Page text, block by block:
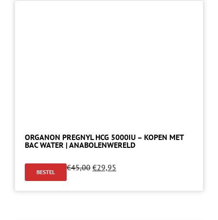
ORGANON PREGNYL HCG 5000IU – KOPEN MET
BAC WATER | ANABOLENWERELD
BESTEL €45,00 €29,95